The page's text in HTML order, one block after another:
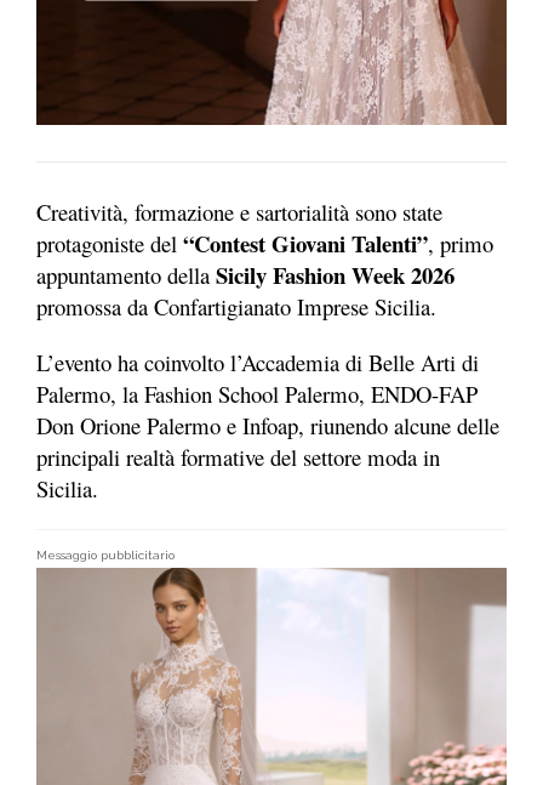
Creatività, formazione e sartorialità sono state
protagoniste del “Contest Giovani Talenti”, primo
appuntamento della Sicily Fashion Week 2026
promossa da Confartigianato Imprese Sicilia.
L’evento ha coinvolto l’Accademia di Belle Arti di
Palermo, la Fashion School Palermo, ENDO-FAP
Don Orione Palermo e Infoap, riunendo alcune delle
principali realtà formative del settore moda in
Sicilia.
Messaggio pubblicitario